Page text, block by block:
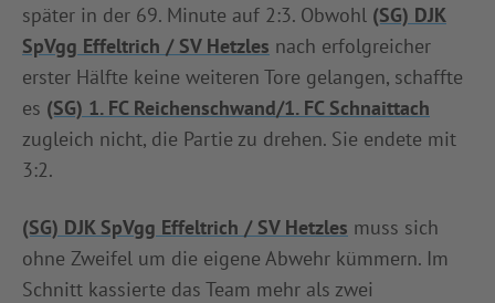
später in der 69. Minute auf 2:3. Obwohl (SG) DJK
SpVgg Effeltrich / SV Hetzles nach erfolgreicher
erster Hälfte keine weiteren Tore gelangen, schaffte
es (SG) 1. FC Reichenschwand/1. FC Schnaittach
zugleich nicht, die Partie zu drehen. Sie endete mit
3:2.
(SG) DJK SpVgg Effeltrich / SV Hetzles muss sich
ohne Zweifel um die eigene Abwehr kümmern. Im
Schnitt kassierte das Team mehr als zwei